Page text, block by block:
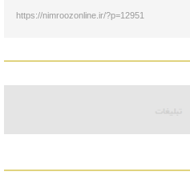
https://nimroozonline.ir/?p=12951